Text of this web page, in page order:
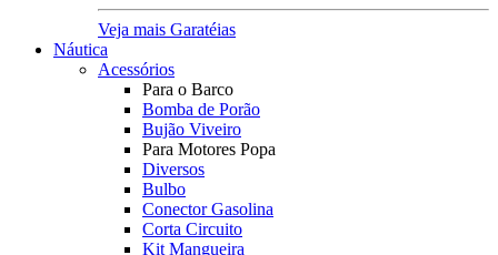
Veja mais Garatéias
Náutica
Acessórios
Para o Barco
Bomba de Porão
Bujão Viveiro
Para Motores Popa
Diversos
Bulbo
Conector Gasolina
Corta Circuito
Kit Mangueira